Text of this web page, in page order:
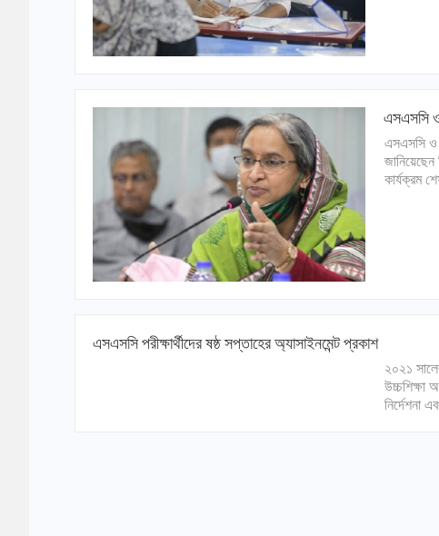
এসএসসি ও
এসএসসি ও
জানিয়েছেন
কার্যক্রম
এসএসসি পরীক্ষার্থীদের ষষ্ঠ সপ্তাহের অ্যাসাইনমেন্ট প্রকাশ
২০২১
নির্দেশনা